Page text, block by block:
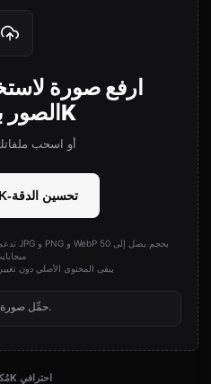
ارفع صورة
الصور بدقة 4K
أو اسحب ملفاتك
ابدأ بـ 4K-تحسين الدقة
يبقى المحتوى الأصلي دون تغيير
حمِّل صورة للبدء.
مُكبر 4K احترافي